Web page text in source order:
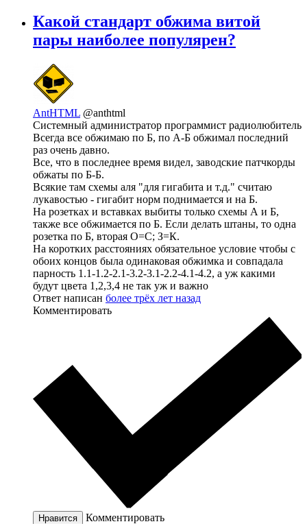
Какой стандарт обжима витой
пары наиболее популярен?
AntHTML @anthtml
Системный администратор программист радиолюбитель
Всегда все обжимаю по Б, по А-Б обжимал последний
раз очень давно.
Все, что в последнее время видел, заводские патчкорды
обжаты по Б-Б.
Всякие там схемы аля "для гигабита и т.д." считаю
лукавостью - гигабит норм поднимается и на Б.
На розетках и вставках выбиты только схемы А и Б,
также все обжимается по Б. Если делать штаны, то одна
розетка по Б, вторая О=С; З=К.
На коротких расстояниях обязательное условие чтобы с
обоих концов была одинаковая обжимка и совпадала
парность 1.1-1.2-2.1-3.2-3.1-2.2-4.1-4.2, а уж какими
будут цвета 1,2,3,4 не так уж и важно
Ответ написан более трёх лет назад
Комментировать
Нравится Комментировать